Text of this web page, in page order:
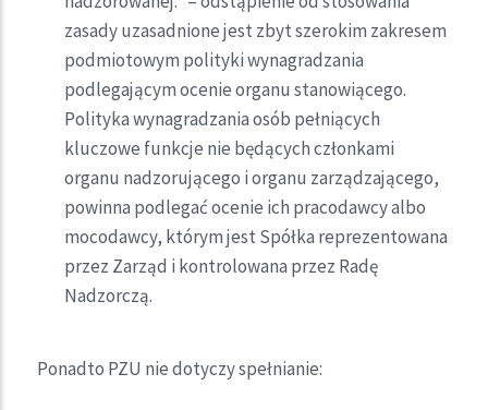
zasady uzasadnione jest zbyt szerokim zakresem
podmiotowym polityki wynagradzania
podlegającym ocenie organu stanowiącego.
Polityka wynagradzania osób pełniących
kluczowe funkcje nie będących członkami
organu nadzorującego i organu zarządzającego,
powinna podlegać ocenie ich pracodawcy albo
mocodawcy, którym jest Spółka reprezentowana
przez Zarząd i kontrolowana przez Radę
Nadzorczą.
Ponadto PZU nie dotyczy spełnianie: